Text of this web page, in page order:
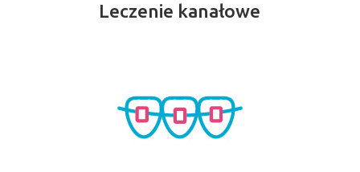
Leczenie kanałowe